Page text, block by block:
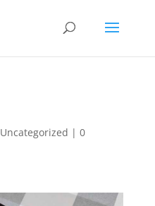
Uncategorized | 0